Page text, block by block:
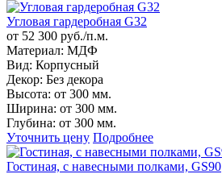
Угловая гардеробная G32
от 52 300 руб./п.м.
Материал: МДФ
Вид: Корпусный
Декор: Без декора
Высота: от 300 мм.
Ширина: от 300 мм.
Глубина: от 300 мм.
Уточнить цену Подробнее
Гостиная, с навесными полками, GS90